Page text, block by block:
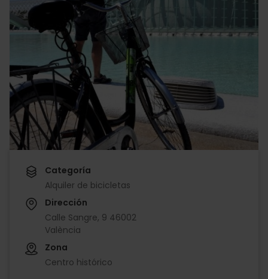
Categoría
Alquiler de bicicletas
Dirección
Calle Sangre, 9 46002
València
Zona
Centro histórico